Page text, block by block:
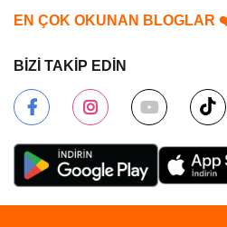
EN ÇOK OKUNAN BLOGLAR
BİZİ TAKİP EDİN